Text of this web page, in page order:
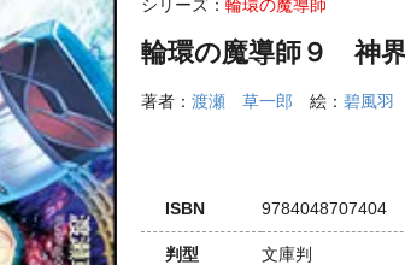
シリーズ： 輪環の魔導師
輪環の魔導師９ 神
著者： 渡瀬 草一郎 絵： 碧風羽
ISBN 9784048707404
判型 文庫判